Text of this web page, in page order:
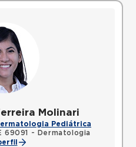
Molinari
Pediátrica
69091 - Dermatologia